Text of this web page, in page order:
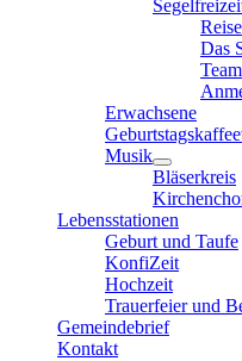
Reise
Das
Team
Erwachsene
Musik
Bläserkreis
Lebensstationen
Geburt und Taufe
KonfiZeit
Hochzeit
Trauerfeier und
Gemeindebrief
Kontakt